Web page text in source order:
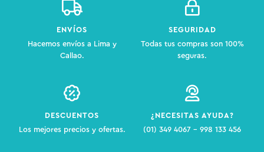
ENVÍOS
Hacemos envíos a Lima y
Callao.
SEGURIDAD
Todas tus compras son 100%
seguras.
DESCUENTOS
Los mejores precios y ofertas.
¿NECESITAS AYUDA?
(01) 349 4067 - 998 133 456